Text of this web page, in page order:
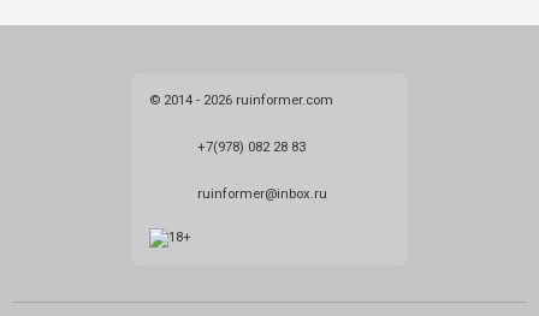
© 2014 - 2026 ruinformer.com
+7(978) 082 28 83
ruinformer@inbox.ru